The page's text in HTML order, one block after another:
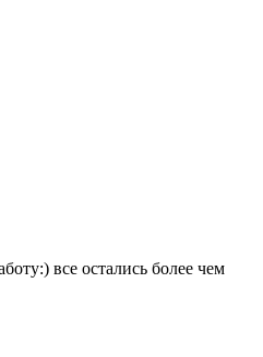
все остались более чем